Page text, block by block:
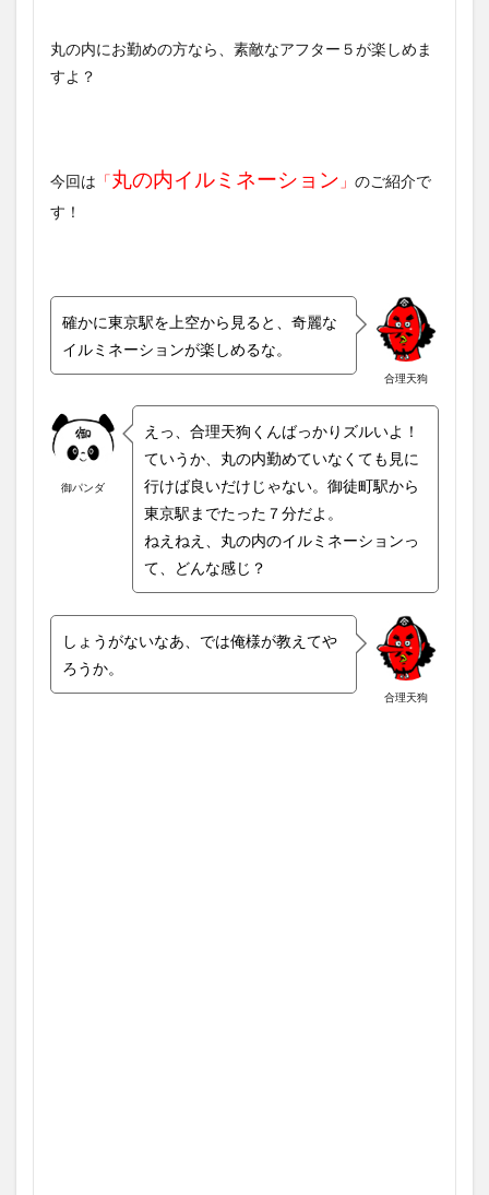
丸の内にお勤めの方なら、素敵なアフター５が楽しめま
すよ？
今回は 「丸の内イルミネーション 」 のご紹介で
す！
合理天狗
確かに東京駅を上空から見ると、奇麗な
イルミネーションが楽しめるな。
御パンダ
えっ、合理天狗くんばっかりズルいよ！
ていうか、丸の内勤めていなくても見に
行けば良いだけじゃない。御徒町駅から
東京駅までたった７分だよ。
ねえねえ、丸の内のイルミネーションっ
て、どんな感じ？
合理天狗
しょうがないなあ、では俺様が教えてや
ろうか。